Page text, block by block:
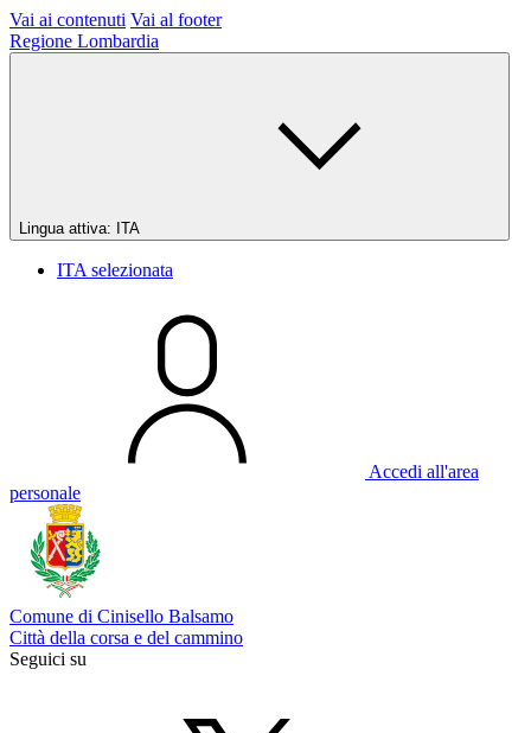
Vai ai contenuti Vai al footer
Regione Lombardia
Lingua attiva: ITA
ITA selezionata
Accedi all'area
personale
Comune di Cinisello Balsamo
Città della corsa e del cammino
Seguici su